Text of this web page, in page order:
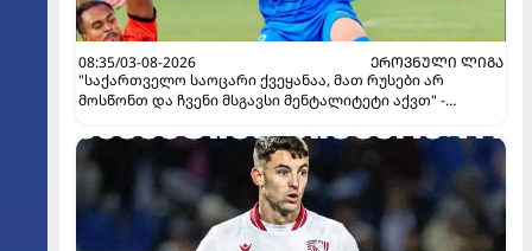
08:35/03-08-2026
ᲔᲠᲝᲕᲜᲣᲚᲘ ᲚᲘᲒᲐ
"საქართველო საოცარი ქვეყანაა, მათ რუსები არ
მოსწონთ და ჩვენი მსგავსი მენტალიტეტი აქვთ" -